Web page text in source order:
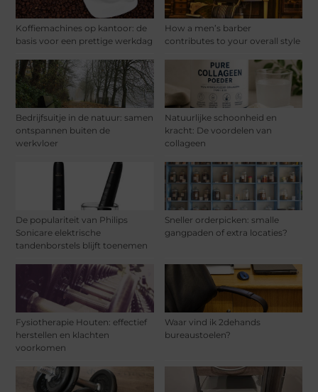
Koffiemachines op kantoor: de
basis voor een prettige werkdag
How a men’s barber
contributes to your overall style
Bedrijfsuitje in de natuur: samen
ontspannen buiten de
werkvloer
Natuurlijke schoonheid en
kracht: De voordelen van
collageen
De populariteit van Philips
Sonicare elektrische
tandenborstels blijft toenemen
Sneller orderpicken: smalle
gangpaden of extra locaties?
Fysiotherapie Houten: effectief
herstellen en klachten
voorkomen
Waar vind ik 2dehands
bureaustoelen?